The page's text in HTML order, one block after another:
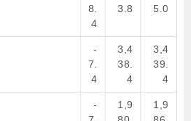
8.
4
3.8
5.0
-
7.
4
3,4
38.
4
3,4
39.
4
-
1,9
1,9